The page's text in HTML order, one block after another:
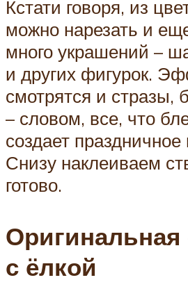
Кстати говоря, из
можно нарезать и
много украшений –
и других фигурок.
смотрятся и стразы,
– словом, все, что
создает праздничное
Снизу наклеиваем
готово.
Оригинальная
с ёлкой